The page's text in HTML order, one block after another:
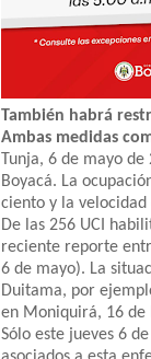
También habrá
Ambas medidas
Tunja, 6 de mayo
Boyacá. La
ciento y la velocidad
De las 256 UCI
reciente reporte
6 de mayo). La
Duitama, por
en Moniquirá, 16 de
Sólo este jueves 6